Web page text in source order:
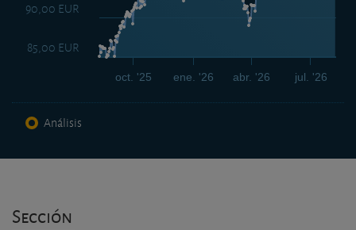
ene. '26 jul. '26
oct. '25 abr. '26
85,00 EUR
90,00 EUR
Análisis
Sección